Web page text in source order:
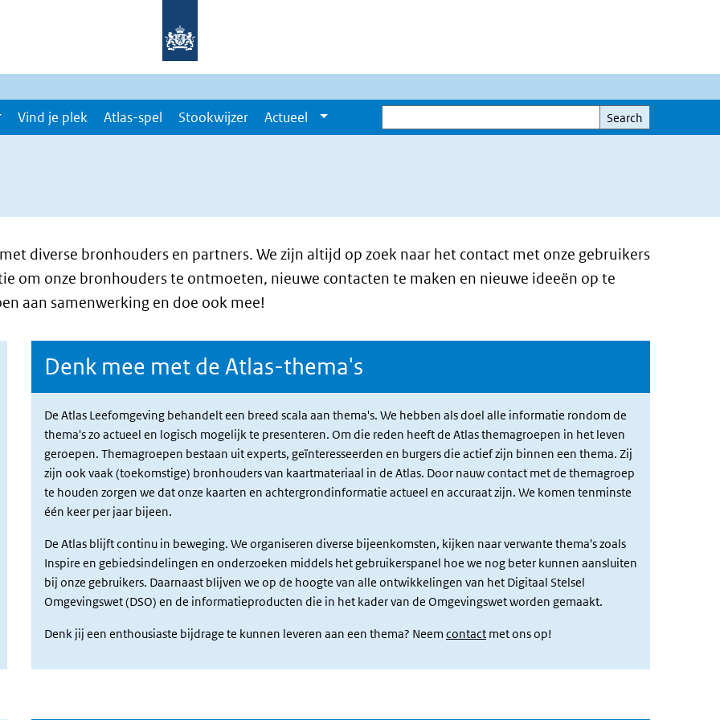
Vind je plek Atlas-spel Stookwijzer Actueel
Search
Search
diverse bronhouders en partners. We zijn altijd op zoek naar het contact met onze gebruikers
om onze bronhouders te ontmoeten, nieuwe contacten te maken en nieuwe ideeën op te
aan samenwerking en doe ook mee!
Denk mee met de Atlas-thema's
De Atlas Leefomgeving behandelt een breed scala aan thema's. We hebben als doel alle informatie rondom de
thema's zo actueel en logisch mogelijk te presenteren. Om die reden heeft de Atlas themagroepen in het leven
geroepen. Themagroepen bestaan uit experts, geïnteresseerden en burgers die actief zijn binnen een thema. Zij
zijn ook vaak (toekomstige) bronhouders van kaartmateriaal in de Atlas. Door nauw contact met de themagroep
te houden zorgen we dat onze kaarten en achtergrondinformatie actueel en accuraat zijn. We komen tenminste
één keer per jaar bijeen.
De Atlas blijft continu in beweging. We organiseren diverse bijeenkomsten, kijken naar verwante thema's zoals
Inspire en gebiedsindelingen en onderzoeken middels het gebruikerspanel hoe we nog beter kunnen aansluiten
bij onze gebruikers. Daarnaast blijven we op de hoogte van alle ontwikkelingen van het Digitaal Stelsel
Omgevingswet (DSO) en de informatieproducten die in het kader van de Omgevingswet worden gemaakt.
Denk jij een enthousiaste bijdrage te kunnen leveren aan een thema? Neem contact met ons op!